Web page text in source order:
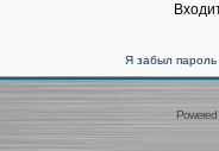
Я забыл пароль